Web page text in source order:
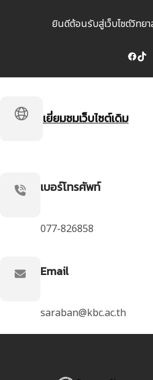
ยินดีต้อนรับสู่เว็บไซต์วิทย
Facebook TikTok
เยี่ยมชมเว็บไซต์เดิม
เบอร์โทรศัพท์
077-826858
Email
saraban@kbc.ac.th